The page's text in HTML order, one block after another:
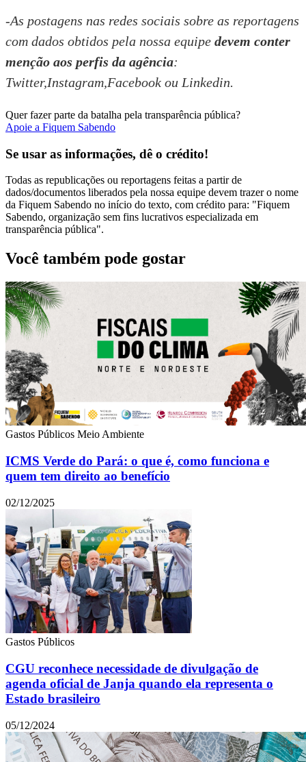
-As postagens nas redes sociais sobre as reportagens
com dados obtidos pela nossa equipe devem conter
menção aos perfis da agência:
Twitter,Instagram,Facebook ou Linkedin.
Quer fazer parte da batalha pela transparência pública?
Apoie a Fiquem Sabendo
Se usar as informações, dê o crédito!
Todas as republicações ou reportagens feitas a partir de
dados/documentos liberados pela nossa equipe devem trazer o nome
da Fiquem Sabendo no início do texto, com crédito para: "Fiquem
Sabendo, organização sem fins lucrativos especializada em
transparência pública".
Você também pode gostar
Gastos Públicos Meio Ambiente
ICMS Verde do Pará: o que é, como funciona e
quem tem direito ao benefício
02/12/2025
Gastos Públicos
CGU reconhece necessidade de divulgação de
agenda oficial de Janja quando ela representa o
Estado brasileiro
05/12/2024